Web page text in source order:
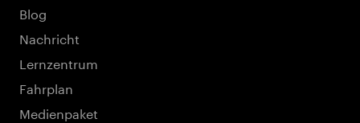
Blog
Nachricht
Lernzentrum
Fahrplan
Medienpaket